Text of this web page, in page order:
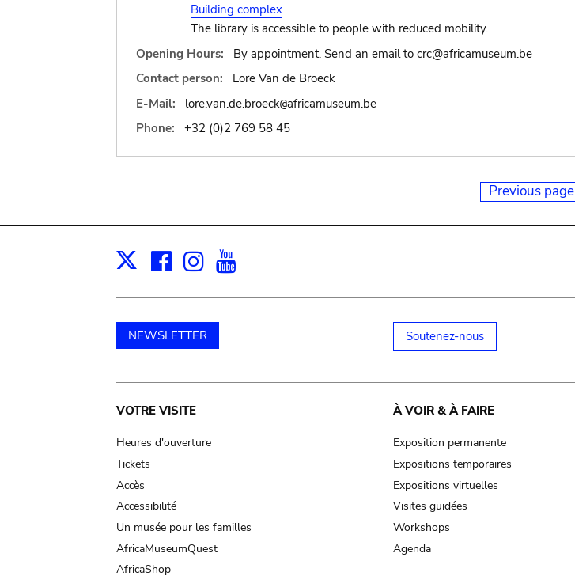
Building complex
The library is accessible to people with reduced mobility.
Opening Hours:
By appointment. Send an email to crc@africamuseum.be
Contact person:
Lore Van de Broeck
E-Mail:
lore.van.de.broeck@africamuseum.be
Phone:
+32 (0)2 769 58 45
Previous page
X Facebook
Instagram
NEWSLETTER Soutenez-nous
Main
navigation
VOTRE VISITE
Heures d'ouverture
Tickets
Accès
Accessibilité
Un musée pour les familles
AfricaMuseumQuest
AfricaShop
À VOIR & À FAIRE
Exposition permanente
Expositions temporaires
Expositions virtuelles
Visites guidées
Workshops
Agenda